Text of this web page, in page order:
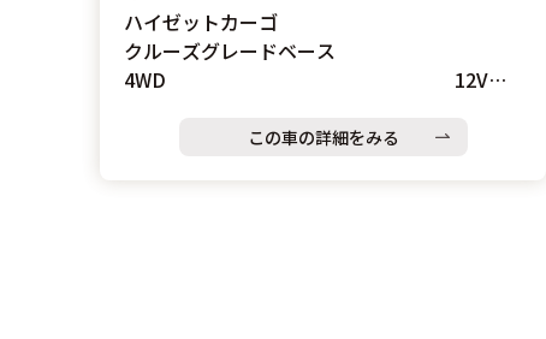
ハイゼットカーゴ
クルーズグレードベース
4WD 12Vク
この車の詳細をみる